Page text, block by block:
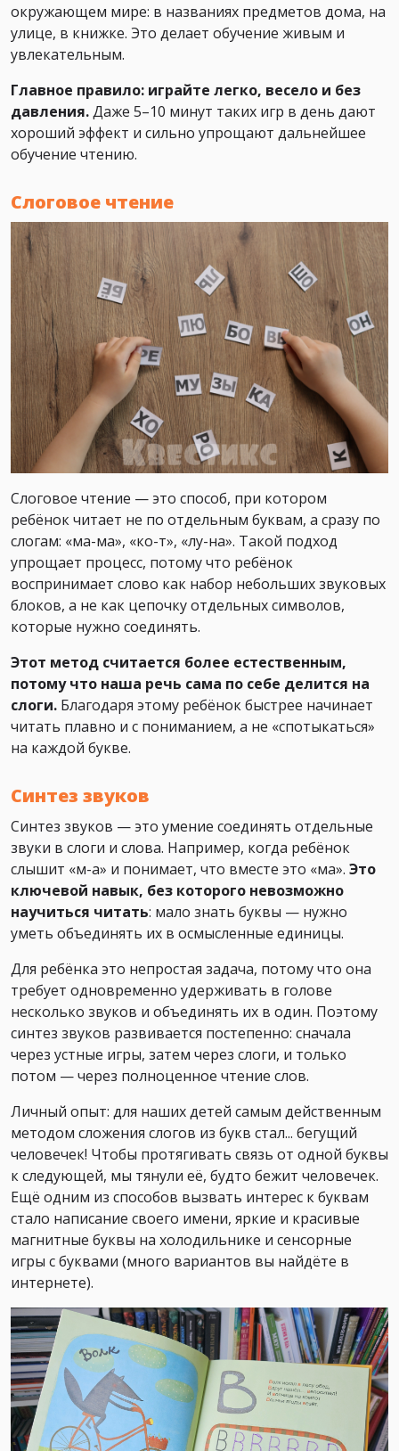
окружающем мире: в названиях предметов дома, на
улице, в книжке. Это делает обучение живым и
увлекательным.
Главное правило: играйте легко, весело и без
давления.Даже 5–10 минут таких игр в день дают
хороший эффект и сильно упрощают дальнейшее
обучение чтению.
Слоговое чтение
Слоговое чтение — это способ, при котором
ребёнок читает не по отдельным буквам, а сразу по
слогам: «ма-ма», «ко-т», «лу-на». Такой подход
упрощает процесс, потому что ребёнок
воспринимает слово как набор небольших звуковых
блоков, а не как цепочку отдельных символов,
которые нужно соединять.
Этот метод считается более естественным,
потому что наша речь сама по себе делится на
слоги. Благодаря этому ребёнок быстрее начинает
читать плавно и с пониманием, а не «спотыкаться»
на каждой букве.
Синтез звуков
Синтез звуков — это умение соединять отдельные
звуки в слоги и слова. Например, когда ребёнок
слышит «м-а» и понимает, что вместе это «ма». Это
ключевой навык, без которого невозможно
научиться читать: мало знать буквы — нужно
уметь объединять их в осмысленные единицы.
Для ребёнка это непростая задача, потому что она
требует одновременно удерживать в голове
несколько звуков и объединять их в один. Поэтому
синтез звуков развивается постепенно: сначала
через устные игры, затем через слоги, и только
потом — через полноценное чтение слов.
Личный опыт: для наших детей самым действенным
методом сложения слогов из букв стал... бегущий
человечек! Чтобы протягивать связь от одной буквы
к следующей, мы тянули её, будто бежит человечек.
Ещё одним из способов вызвать интерес к буквам
стало написание своего имени, яркие и красивые
магнитные буквы на холодильнике и сенсорные
игры с буквами (много вариантов вы найдёте в
интернете).